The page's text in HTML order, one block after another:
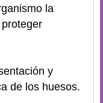
la
y
de los huesos.